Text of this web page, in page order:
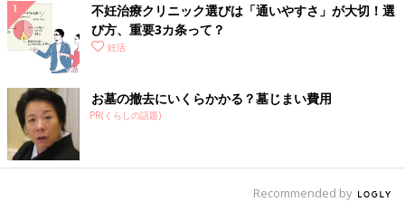
不妊治療クリニック選びは「通いやすさ」が大切！選
び方、重要3カ条って？
妊活
お墓の撤去にいくらかかる？墓じまい費用
PR(くらしの話題)
Recommended by